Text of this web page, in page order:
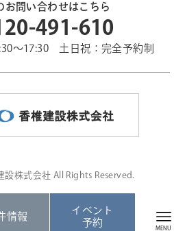
お問い合わせはこちら
491-610
～17:30 土日祝：完全予約制
株式会社 All Rights Reserved.
情報
イベント
予約